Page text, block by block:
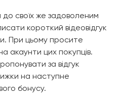
до своїх же задоволеним
короткий відеовідгук
При цьому просите
акаунти цих покупців.
за відгук
на наступне
бонусу.